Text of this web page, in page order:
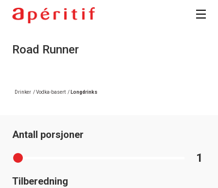
Road Runner
Drinker /Vodka-basert / Longdrinks
Antall porsjoner
1
Tilberedning